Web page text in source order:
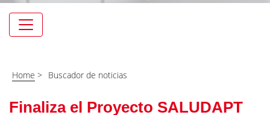
Navegación
Home > Buscador de noticias
Finaliza el Proyecto SALUDAPT